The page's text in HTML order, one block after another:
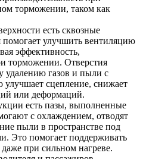
торможении, таком как
есть сквозные
помогает улучшить вентиляцию
эффективность,
торможении. Отверстия
удалению газов и пыли с
улучшает сцепление, снижает
или деформаций.
есть пазы, выполненные
с охлаждением, отводят
пыли в пространстве под
Это помогает поддерживать
при сильном нагреве.